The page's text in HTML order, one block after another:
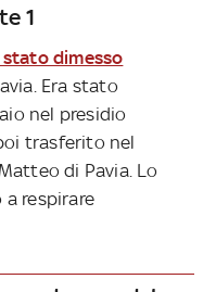
1
stato dimesso
Era stato
nel presidio
trasferito nel
di Pavia. Lo
respirare